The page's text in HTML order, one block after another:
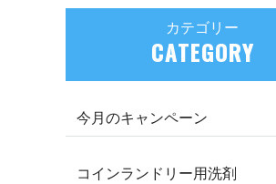
カテゴリー
CATEGORY
今月のキャンペーン
コインランドリー用洗剤